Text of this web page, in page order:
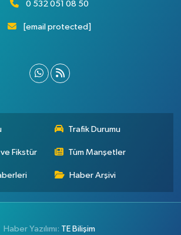
0 532 051 08 50
[email protected]
Trafik Durumu
ve Fikstür Tüm Manşetler
Haber Arşivi
Haber Yazılımı: TE Bilişim